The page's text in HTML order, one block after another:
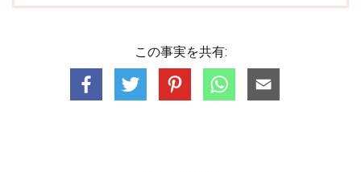
この事実を共有: